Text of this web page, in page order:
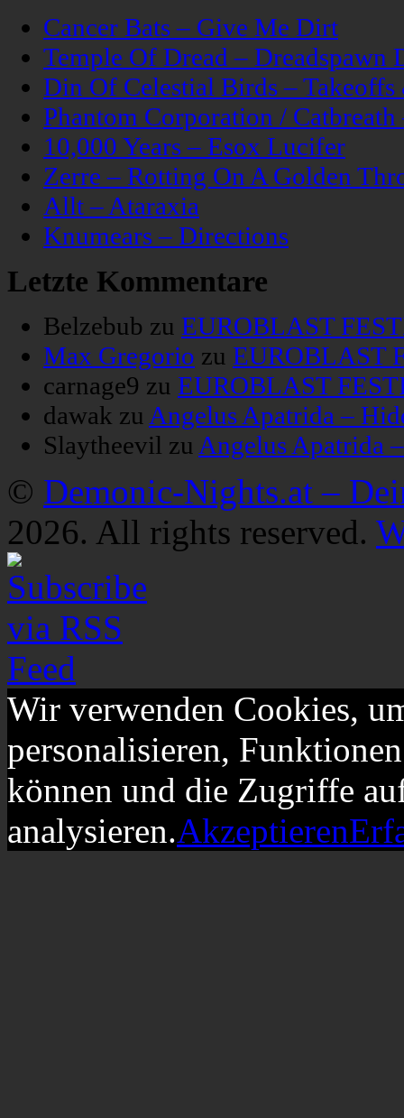
Cancer Bats – Give Me Dirt
Temple Of Dread – Dreadspawn
Din Of Celestial Birds –
Phantom Corporation /
10,000 Years – Esox Lucifer
Zerre – Rotting On A Golden
Allt – Ataraxia
Knumears – Directions
Letzte Kommentare
Belzebub zu EUROBLAST
Max Gregorio zu EUROBLAST
carnage9 zu EUROBLAST
dawak zu Angelus Apatrida –
Slaytheevil zu Angelus Apatrida
© Demonic-Nights.at –
2026. All rights reserved.
Wir verwenden Cookies,
personalisieren,
können und die Zugriffe
analysieren.Akzeptieren